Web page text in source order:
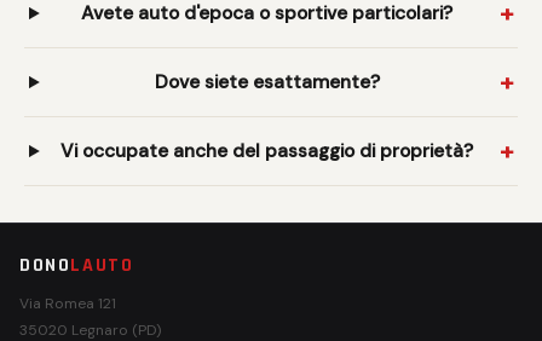
Avete auto d'epoca o sportive particolari?
Dove siete esattamente?
Vi occupate anche del passaggio di proprietà?
DONOLAUTO
Via Romea 121
35020 Legnaro (PD)